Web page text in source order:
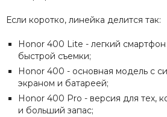
Если коротко, линейка делится так:
Honor 400 Lite - легкий
быстрой съемки;
Honor 400 - основная модель с
экраном и батареей;
Honor 400 Pro - версия для тех,
и больший запас;